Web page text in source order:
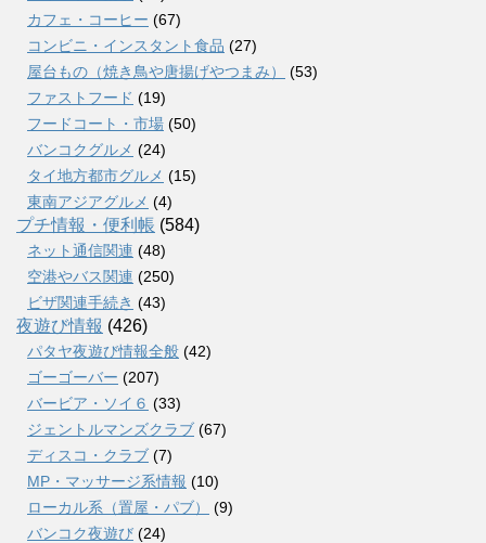
カフェ・コーヒー (67)
コンビニ・インスタント食品 (27)
屋台もの（焼き鳥や唐揚げやつまみ）
(53)
ファストフード (19)
フードコート・市場 (50)
バンコクグルメ (24)
タイ地方都市グルメ (15)
東南アジアグルメ (4)
プチ情報・便利帳 (584)
ネット通信関連 (48)
空港やバス関連 (250)
ビザ関連手続き (43)
夜遊び情報 (426)
パタヤ夜遊び情報全般 (42)
ゴーゴーバー (207)
バービア・ソイ６ (33)
ジェントルマンズクラブ (67)
ディスコ・クラブ (7)
MP・マッサージ系情報 (10)
ローカル系（置屋・パブ）
(9)
バンコク夜遊び (24)